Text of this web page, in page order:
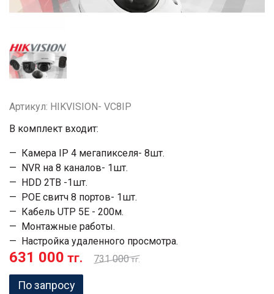
Артикул: HIKVISION- VC8IP
В комплект входит:
Камера IP 4 мегапикселя- 8шт.
NVR на 8 каналов- 1шт.
HDD 2TB -1шт.
POE свитч 8 портов- 1шт.
Кабель UTP 5Е - 200м.
Монтажные работы.
Настройка удаленного просмотра.
631 000 тг. 731 000тг.
По запросу